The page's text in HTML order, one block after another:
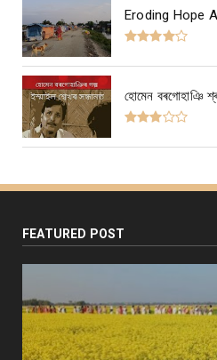
Eroding Hope
হোমেন বৰগোহাঞি
FEATURED POST